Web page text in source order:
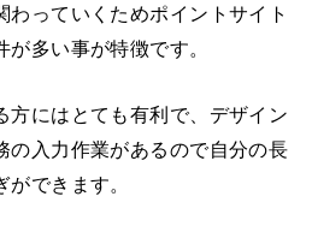
わっていくためポイントサイト
多い事が特徴です。
方にはとても有利で、デザイン
の入力作業があるので自分の長
できます。